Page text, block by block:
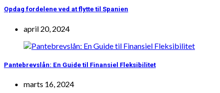
Opdag fordelene ved at flytte til Spanien
april 20, 2024
Pantebrevslån: En Guide til Finansiel Fleksibilitet
marts 16, 2024